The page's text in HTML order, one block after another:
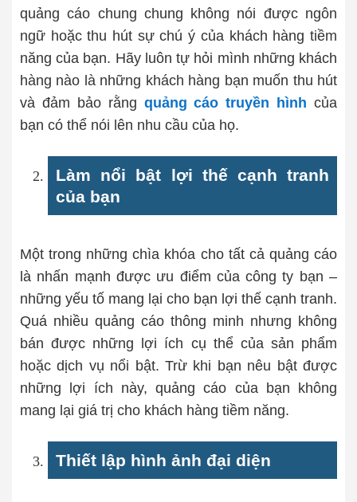
quảng cáo chung chung không nói được ngôn
ngữ hoặc thu hút sự chú ý của khách hàng tiềm
năng của bạn. Hãy luôn tự hỏi mình những khách
hàng nào là những khách hàng bạn muốn thu hút
và đảm bảo rằng quảng cáo truyền hình của
bạn có thể nói lên nhu cầu của họ.
Làm nổi bật lợi thế cạnh tranh
của bạn
Một trong những chìa khóa cho tất cả quảng cáo
là nhấn mạnh được ưu điểm của công ty bạn –
những yếu tố mang lại cho bạn lợi thế cạnh tranh.
Quá nhiều quảng cáo thông minh nhưng không
bán được những lợi ích cụ thể của sản phẩm
hoặc dịch vụ nổi bật. Trừ khi bạn nêu bật được
những lợi ích này, quảng cáo của bạn không
mang lại giá trị cho khách hàng tiềm năng.
Thiết lập hình ảnh đại diện